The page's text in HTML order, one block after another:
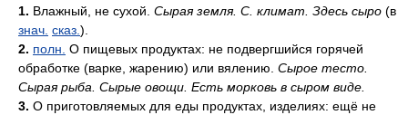
1. Влажный, не сухой. Сырая земля. С. климат. Здесь сыро (в
знач. сказ. ).
2. полн. О пищевых продуктах: не подвергшийся горячей
обработке (варке, жарению) или вялению. Сырое тесто.
Сырая рыба. Сырые овощи. Есть морковь в сыром виде.
3. О приготовляемых для еды продуктах, изделиях: ещё не